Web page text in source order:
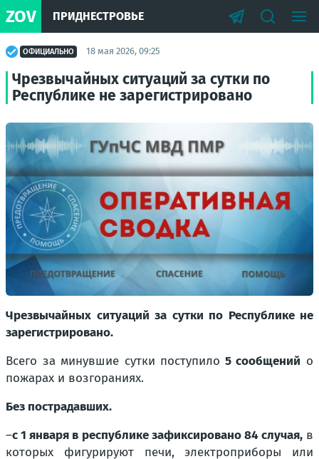
ZOV ПРИДНЕСТРОВЬЕ
ОФИЦИАЛЬНО 18 мая 2026, 09:25
Чрезвычайных ситуаций за сутки по
Республике не зарегистрировано
Чрезвычайных ситуаций за сутки по Республике не
зарегистрировано.
Всего за минувшие сутки поступило 5 сообщений о
пожарах и возгораниях.
Без пострадавших.
–с 1 января в республике зафиксировано 84 случая,в
которых фигурируют печи, электроприборы или